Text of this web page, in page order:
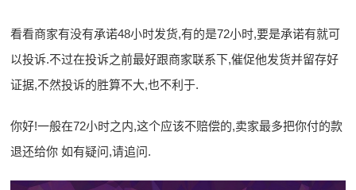
看看商家有没有承诺48小时发货,有的是72小时,要是承诺有就可
以投诉.不过在投诉之前最好跟商家联系下,催促他发货并留存好
证据,不然投诉的胜算不大,也不利于.
你好!一般在72小时之内,这个应该不赔偿的,卖家最多把你付的款
退还给你 如有疑问,请追问.